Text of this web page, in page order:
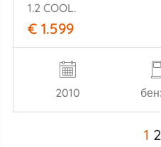
1.2 COOL.
€ 1.599
2010
1 2